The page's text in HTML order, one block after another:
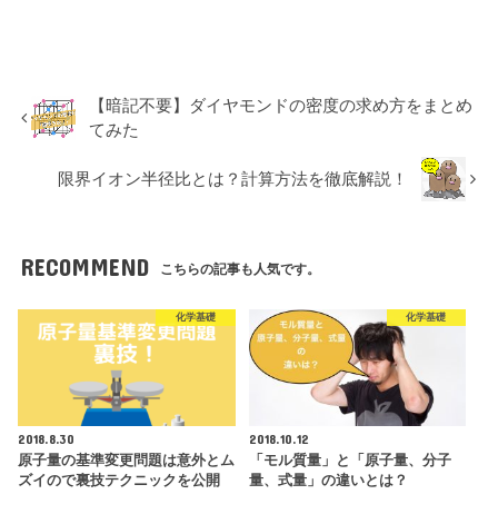
【暗記不要】ダイヤモンドの密度の求め方をまとめ
てみた
限界イオン半径比とは？計算方法を徹底解説！
RECOMMEND こちらの記事も人気です。
化学基礎
2018.8.30
原子量の基準変更問題は意外とム
ズイので裏技テクニックを公開
化学基礎
2018.10.12
「モル質量」と「原子量、分子
量、式量」の違いとは？